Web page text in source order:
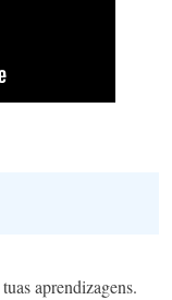
aprendizagens.